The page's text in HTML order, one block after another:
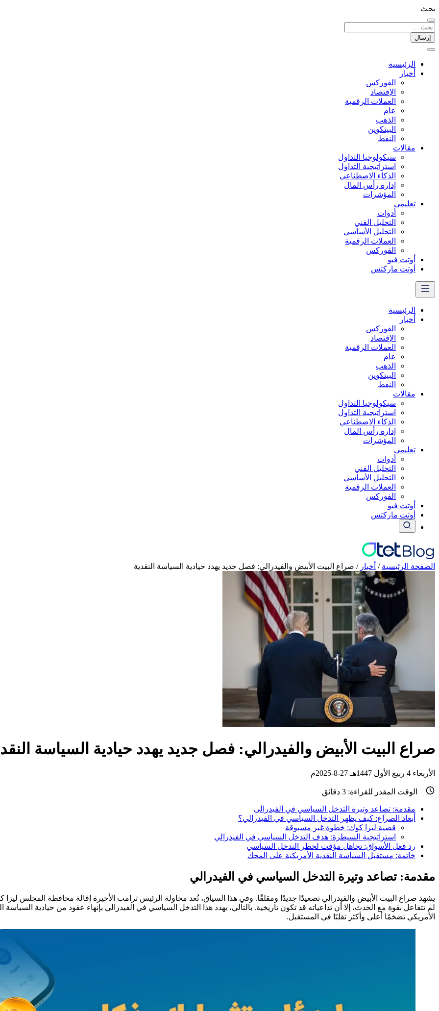
بحث
إرسال
الرئيسية
أخبار
الفوركس
الإقتصاد
العملات الرقمیة
عام
الذهب
البيتكوين
النفط
مقالات
سيكولوجيا التداول
استراتيجية التداول
الذكاء الاصطناعي
إدارة رأس المال
المؤشرات
تعليمي
أدوات
التحليل الفني
التحليل الأساسي
العملات الرقمية
الفوركس
أوتت فيو
أوتت ماركتس
الرئيسية
أخبار
الفوركس
الإقتصاد
العملات الرقمیة
عام
الذهب
البيتكوين
النفط
مقالات
سيكولوجيا التداول
استراتيجية التداول
الذكاء الاصطناعي
إدارة رأس المال
المؤشرات
تعليمي
أدوات
التحليل الفني
التحليل الأساسي
العملات الرقمية
الفوركس
أوتت فيو
أوتت ماركتس
الصفحة الرئيسية / أخبار / صراع البيت الأبيض والفيدرالي: فصل جديد يهدد حيادية السياسة النقدية
صراع البيت الأبيض والفيدرالي: فصل جديد يهدد حيادية السياسة
الأربعاء 4 ربيع الأول 1447هـ 27-8-2025م
الوقت المقدر للقراءة: 3 دقائق
مقدمة: تصاعد وتيرة التدخل السياسي في الفيدرالي
أبعاد الصراع: كيف يظهر التدخل السياسي في الفيدرالي؟
قضية ليزا كوك: خطوة غير مسبوقة
استراتيجية السيطرة: هدف التدخل السياسي في الفيدرالي
رد فعل الأسواق: تجاهل مؤقت لخطر التدخل السياسي
خاتمة: مستقبل السياسة النقدية الأمريكية على المحك
مقدمة: تصاعد وتيرة التدخل السياسي في الفيدرالي
يشهد صراع البيت الأبيض والفيدرالي تصعيدًا جديدًا ومقلقًا. وفي هذا السياق، تُعد محاولة الرئيس ترامب الأخيرة إقالة محافظة المجلس
الأمريكي تضخمًا أعلى وأكثر تقلبًا في المستقبل.